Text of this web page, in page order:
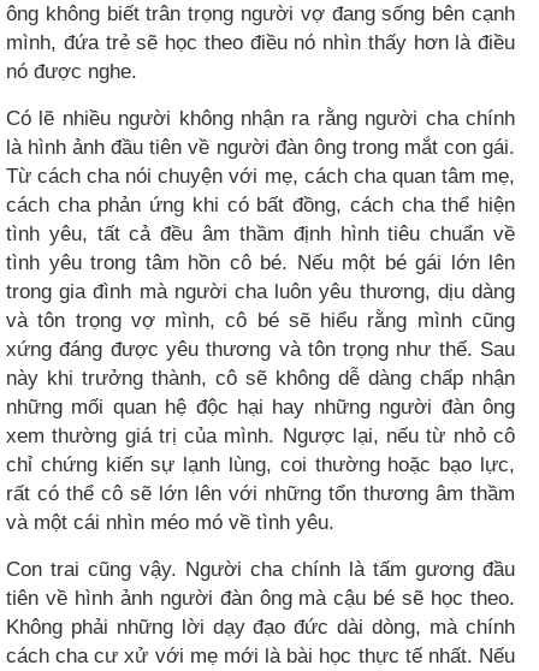
ông không biết trân trọng người vợ đang sống bên cạnh
mình, đứa trẻ sẽ học theo điều nó nhìn thấy hơn là điều
nó được nghe.
Có lẽ nhiều người không nhận ra rằng người cha chính
là hình ảnh đầu tiên về người đàn ông trong mắt con gái.
Từ cách cha nói chuyện với mẹ, cách cha quan tâm mẹ,
cách cha phản ứng khi có bất đồng, cách cha thể hiện
tình yêu, tất cả đều âm thầm định hình tiêu chuẩn về
tình yêu trong tâm hồn cô bé. Nếu một bé gái lớn lên
trong gia đình mà người cha luôn yêu thương, dịu dàng
và tôn trọng vợ mình, cô bé sẽ hiểu rằng mình cũng
xứng đáng được yêu thương và tôn trọng như thế. Sau
này khi trưởng thành, cô sẽ không dễ dàng chấp nhận
những mối quan hệ độc hại hay những người đàn ông
xem thường giá trị của mình. Ngược lại, nếu từ nhỏ cô
chỉ chứng kiến sự lạnh lùng, coi thường hoặc bạo lực,
rất có thể cô sẽ lớn lên với những tổn thương âm thầm
và một cái nhìn méo mó về tình yêu.
Con trai cũng vậy. Người cha chính là tấm gương đầu
tiên về hình ảnh người đàn ông mà cậu bé sẽ học theo.
Không phải những lời dạy đạo đức dài dòng, mà chính
cách cha cư xử với mẹ mới là bài học thực tế nhất. Nếu